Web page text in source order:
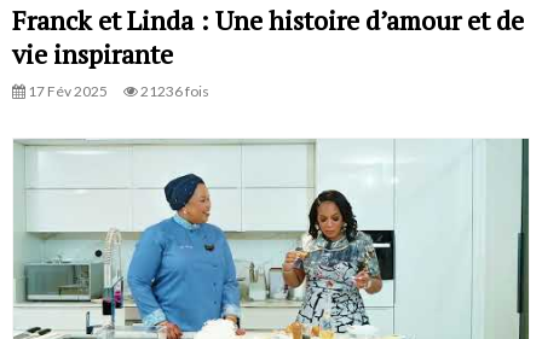
Franck et Linda : Une histoire d’amour et de
vie inspirante
17 Fév 2025 21236 fois